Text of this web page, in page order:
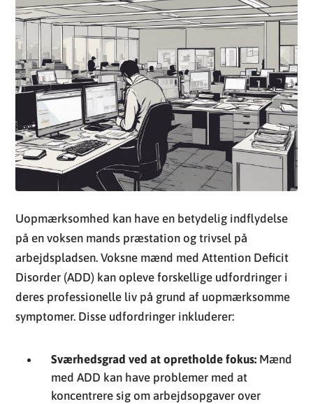
Uopmærksomhed kan have en betydelig indflydelse
på en voksen mands præstation og trivsel på
arbejdspladsen. Voksne mænd med Attention Deficit
Disorder (ADD) kan opleve forskellige udfordringer i
deres professionelle liv på grund af uopmærksomme
symptomer. Disse udfordringer inkluderer:
Sværhedsgrad ved at opretholde fokus: Mænd
med ADD kan have problemer med at
koncentrere sig om arbejdsopgaver over